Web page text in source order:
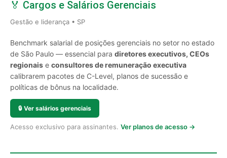
🏅 Cargos e Salários Gerenciais
Gestão e liderança • SP
Benchmark salarial de posições gerenciais no setor no estado
de São Paulo — essencial para diretores executivos, CEOs
regionais e consultores de remuneração executiva
calibrarem pacotes de C-Level, planos de sucessão e
políticas de bônus na localidade.
🔒 Ver salários gerenciais
Acesso exclusivo para assinantes. Ver planos de acesso →